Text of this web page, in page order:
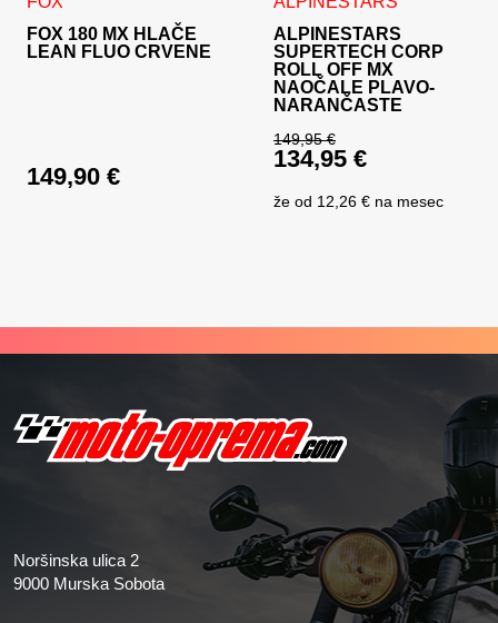
FOX 180 MX HLAČE
LEAN FLUO CRVENE
149,90 €
ALPINESTARS
SUPERTECH CORP
ROLL OFF MX
NAOČALE PLAVO-
NARANČASTE
149,95€
Izvorna cijena bila
134,95 €
že od 12,26 € na mesec
Noršinska ulica 2
9000 Murska Sobota